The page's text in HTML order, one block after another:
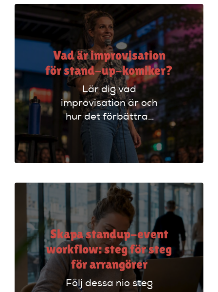
Vad är improvisation
för stand-up-komiker?
Lär dig vad
improvisation är och
hur det förbättrar
din stand-up!
Upptäck tekniker
som stärker ditt
scenframträdande.
Skapa standup-event
workflow: steg för steg
för arrangörer
Följ dessa nio steg